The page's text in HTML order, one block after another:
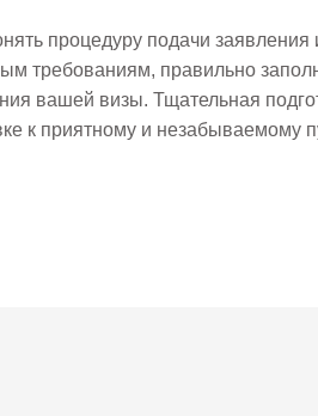
процедуру подачи
требованиям, правильно
вашей визы. Тщательная
к приятному и незабываемому